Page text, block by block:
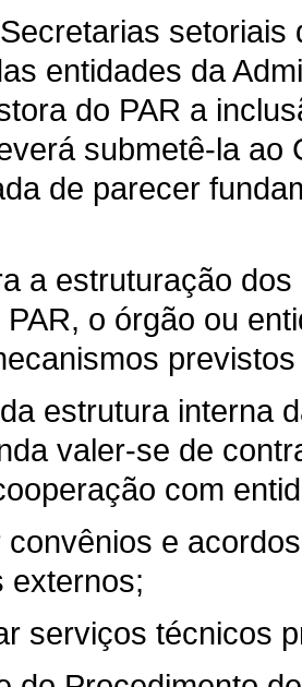
setoriais
entidades da
do PAR a
submetê-la ao
de parecer
a estruturação
o órgão ou
estrutura interna
valer-se de
com
convênios e
externos;
serviços técnicos